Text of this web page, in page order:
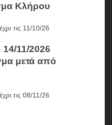
Κλήρου
τις 11/10/26
14/11/2026
μετά από
τις 08/11/26